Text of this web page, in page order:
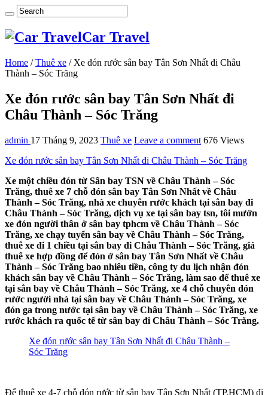
Car Travel
Home / Thuê xe / Xe đón rước sân bay Tân Sơn Nhất đi Châu
Thành – Sóc Trăng
Xe đón rước sân bay Tân Sơn Nhất đi
Châu Thành – Sóc Trăng
admin 17 Tháng 9, 2023 Thuê xe Leave a comment 676 Views
Xe đón rước sân bay Tân Sơn Nhất đi Châu Thành – Sóc Trăng
Xe một chiều đón từ Sân bay TSN về Châu Thành – Sóc
Trăng, thuê xe 7 chỗ đón sân bay Tân Sơn Nhất về Châu
Thành – Sóc Trăng, nhà xe chuyên rước khách tại sân bay đi
Châu Thành – Sóc Trăng, dịch vụ xe tại sân bay tsn, tôi mướn
xe đón người thân ở sân bay tphcm về Châu Thành – Sóc
Trăng, xe chạy tuyến sân bay về Châu Thành – Sóc Trăng,
thuê xe đi 1 chiều tại sân bay đi Châu Thành – Sóc Trăng, giá
thuê xe hợp đồng để đón ở sân bay Tân Sơn Nhất về Châu
Thành – Sóc Trăng bao nhiêu tiền, công ty du lịch nhận đón
khách sân bay về Châu Thành – Sóc Trăng, làm sao để thuê xe
tại sân bay về Châu Thành – Sóc Trăng, xe 4 chỗ chuyên đón
rước người nhà tại sân bay về Châu Thành – Sóc Trăng, xe
đón ga trong nước tại sân bay về Châu Thành – Sóc Trăng, xe
rước khách ra quốc tế từ sân bay đi Châu Thành – Sóc Trăng.
Xe đón rước sân bay Tân Sơn Nhất đi Châu Thành –
Sóc Trăng
Để thuê xe 4-7 chỗ đón rước từ sân bay Tân Sơn Nhất (TP.HCM) đi